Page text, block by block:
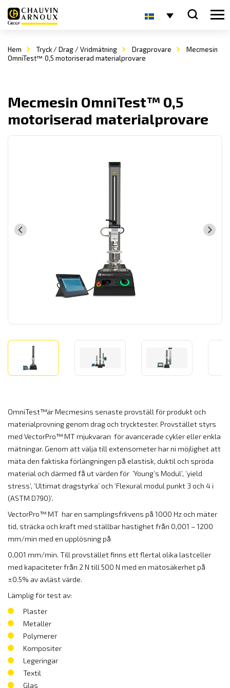
Hem Tryck / Drag / Vridmätning Dragprovare
Mecmesin
OmniTest™ 0,5 motoriserad materialprovare
Mecmesin OmniTest™ 0,5
motoriserad materialprovare
OmniTest™är Mecmesins senaste provställ för produkt och
materialprovning genom drag och trycktester. Provstället styrs
med VectorPro™ MT mjukvaran för avancerade cykler eller enkla
mätningar. Genom att välja till extensometer har ni möjlighet att
mäta den faktiska förlängningen på elastisk, duktil och spröda
material och därmed få ut värden för ’Young’s Modul’, ’yield
stress’, ’Ultimat dragstyrka’ och ’Flexural modul punkt 3 och 4 i
(ASTM D790)’.
VectorPro™ MT har en samplingsfrkvens på 1000 Hz och mäter
tid, sträcka och kraft med ställbar hastighet från 0,001 – 1200
mm/min med en upplösning på
0,001 mm/min. Till provstället finns ett flertal olika lastceller
med kapaciteter från 2 N till 500 N med en mätosäkerhet på
±0.5% av avläst värde.
Lämplig för test av:
Plaster
Metaller
Polymerer
Kompositer
Legeringar
Textil
Glas